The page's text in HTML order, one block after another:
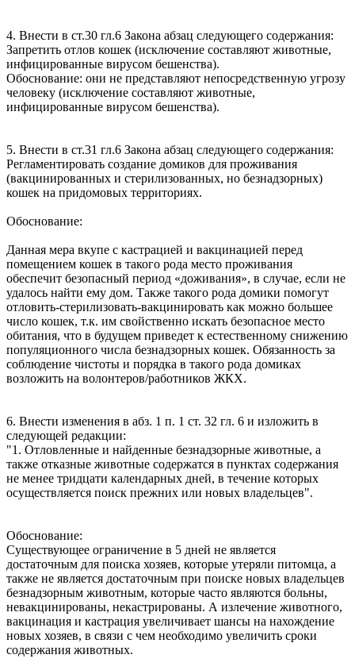
4. Внести в ст.30 гл.6 Закона абзац следующего содержания:
Запретить отлов кошек (исключение составляют животные,
инфицированные вирусом бешенства).
Обоснование: они не представляют непосредственную угрозу
человеку (исключение составляют животные,
инфицированные вирусом бешенства).
5. Внести в ст.31 гл.6 Закона абзац следующего содержания:
Регламентировать создание домиков для проживания
(вакцинированных и стерилизованных, но безнадзорных)
кошек на придомовых территориях.
Обоснование:
Данная мера вкупе с кастрацией и вакцинацией перед
помещением кошек в такого рода место проживания
обеспечит безопасный период «доживания», в случае, если не
удалось найти ему дом. Также такого рода домики помогут
отловить-стерилизовать-вакцинировать как можно большее
число кошек, т.к. им свойственно искать безопасное место
обитания, что в будущем приведет к естественному снижению
популяционного числа безнадзорных кошек. Обязанность за
соблюдение чистоты и порядка в такого рода домиках
возложить на волонтеров/работников ЖКХ.
6. Внести изменения в абз. 1 п. 1 ст. 32 гл. 6 и изложить в
следующей редакции:
"1. Отловленные и найденные безнадзорные животные, а
также отказные животные содержатся в пунктах содержания
не менее тридцати календарных дней, в течение которых
осуществляется поиск прежних или новых владельцев".
Обоснование:
Существующее ограничение в 5 дней не является
достаточным для поиска хозяев, которые утеряли питомца, а
также не является достаточным при поиске новых владельцев
безнадзорным животным, которые часто являются больны,
невакцинированы, некастрированы. А излечение животного,
вакцинация и кастрация увеличивает шансы на нахождение
новых хозяев, в связи с чем необходимо увеличить сроки
содержания животных.